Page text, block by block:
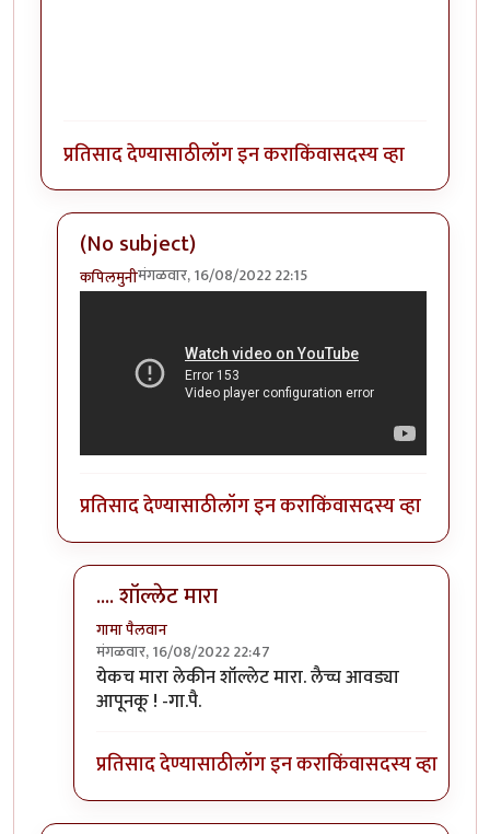
प्रतिसाद देण्यासाठीलॉग इन कराकिंवासदस्य व्हा
(No subject)
कपिलमुनीमंगळवार, 16/08/2022 22:15
प्रतिसाद देण्यासाठीलॉग इन कराकिंवासदस्य व्हा
.... शॉल्लेट मारा
गामा पैलवान
मंगळवार, 16/08/2022 22:47
In reply to(No subject)byकपिलमुनी
येकच मारा लेकीन शॉल्लेट मारा. लैच्च आवड्या
आपूनकू ! -गा.पै.
प्रतिसाद देण्यासाठीलॉग इन कराकिंवासदस्य व्हा